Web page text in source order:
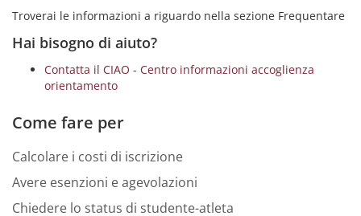
Troverai le informazioni a riguardo nella sezione Frequentare
Hai bisogno di aiuto?
Contatta il CIAO - Centro informazioni accoglienza
orientamento
Come fare per
Calcolare i costi di iscrizione
Avere esenzioni e agevolazioni
Chiedere lo status di studente-atleta